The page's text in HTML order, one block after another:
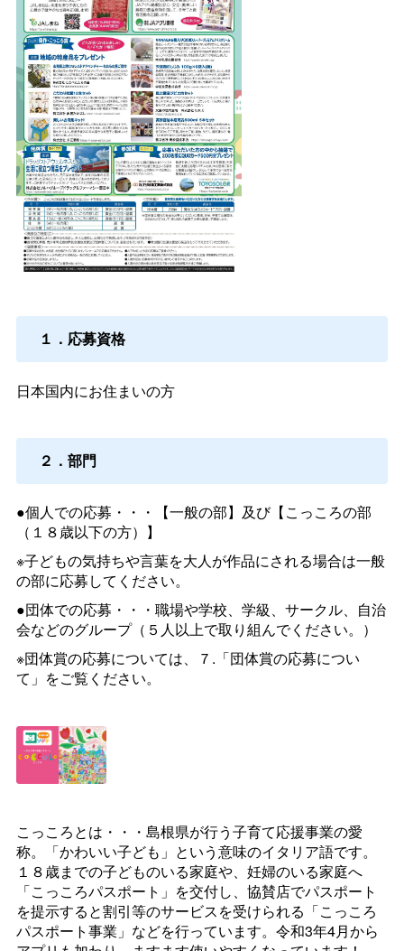
１．応募資格
日本国内にお住まいの方
２．部門
●個人での応募・・・【一般の部】及び【こっころの部
（１８歳以下の方）】
※子どもの気持ちや言葉を大人が作品にされる場合は一般
の部に応募してください。
●団体での応募・・・職場や学校、学級、サークル、自治
会などのグループ（５人以上で取り組んでください。）
※団体賞の応募については、７.「団体賞の応募につい
て」をご覧ください。
こっころとは・・・島根県が行う子育て応援事業の愛
称。「かわいい子ども」という意味のイタリア語です。
１８歳までの子どものいる家庭や、妊婦のいる家庭へ
「こっころパスポート」を交付し、協賛店でパスポート
を提示すると割引等のサービスを受けられる「こっころ
パスポート事業」などを行っています。令和3年4月から